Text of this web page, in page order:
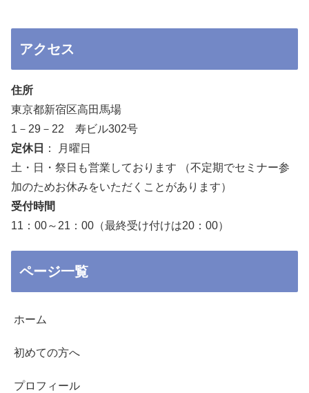
アクセス
住所
東京都新宿区高田馬場
1－29－22 寿ビル302号
定休日
： 月曜日
土・日・祭日も営業しております （不定期でセミナー参
加のためお休みをいただくことがあります）
受付時間
11：00～21：00（最終受け付けは20：00）
ページ一覧
ホーム
初めての方へ
プロフィール